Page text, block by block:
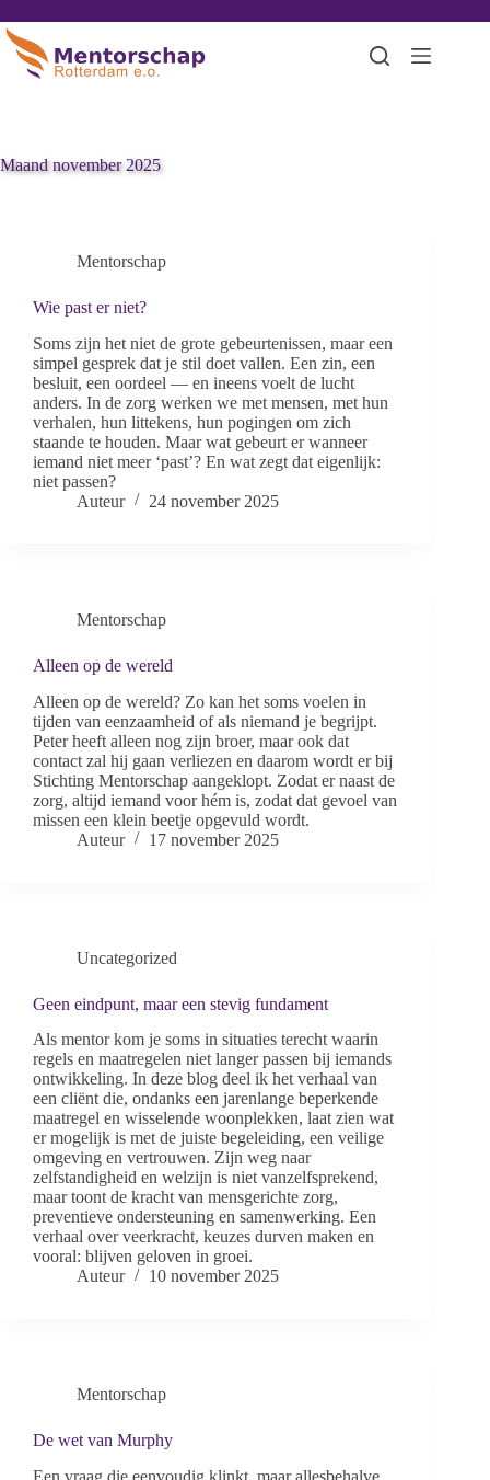
Maandnovember 2025
Mentorschap
Wie past er niet?
Soms zijn het niet de grote gebeurtenissen, maar een
simpel gesprek dat je stil doet vallen. Een zin, een
besluit, een oordeel — en ineens voelt de lucht
anders. In de zorg werken we met mensen, met hun
verhalen, hun littekens, hun pogingen om zich
staande te houden. Maar wat gebeurt er wanneer
iemand niet meer ‘past’? En wat zegt dat eigenlijk:
niet passen?
Auteur
24 november 2025
Mentorschap
Alleen op de wereld
Alleen op de wereld? Zo kan het soms voelen in
tijden van eenzaamheid of als niemand je begrijpt.
Peter heeft alleen nog zijn broer, maar ook dat
contact zal hij gaan verliezen en daarom wordt er bij
Stichting Mentorschap aangeklopt. Zodat er naast de
zorg, altijd iemand voor hém is, zodat dat gevoel van
missen een klein beetje opgevuld wordt.
Auteur
17 november 2025
Uncategorized
Geen eindpunt, maar een stevig fundament
Als mentor kom je soms in situaties terecht waarin
regels en maatregelen niet langer passen bij iemands
ontwikkeling. In deze blog deel ik het verhaal van
een cliënt die, ondanks een jarenlange beperkende
maatregel en wisselende woonplekken, laat zien wat
er mogelijk is met de juiste begeleiding, een veilige
omgeving en vertrouwen. Zijn weg naar
zelfstandigheid en welzijn is niet vanzelfsprekend,
maar toont de kracht van mensgerichte zorg,
preventieve ondersteuning en samenwerking. Een
verhaal over veerkracht, keuzes durven maken en
vooral: blijven geloven in groei.
Auteur
10 november 2025
Mentorschap
De wet van Murphy